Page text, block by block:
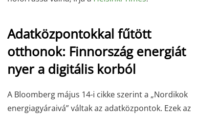
Adatközpontokkal fűtött
otthonok: Finnország energiát
nyer a digitális korból
A Bloomberg május 14-i cikke szerint a „Nordi­kok
energiagyáraivá” váltak az adatközpontok. Ezek az